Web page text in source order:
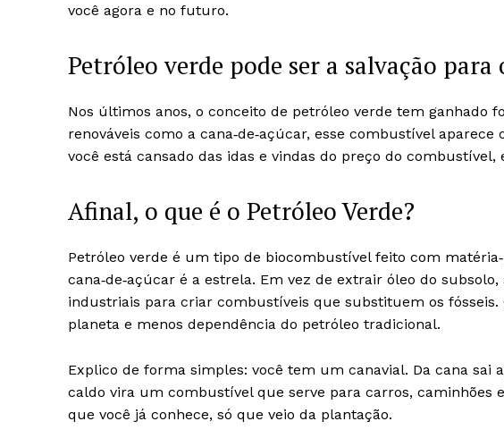
você agora e no futuro.
Petróleo verde pode ser a salvação
Nos últimos anos, o conceito de petróleo verde tem ganhado
renováveis como a cana‑de‑açúcar, esse combustível
você está cansado das idas e vindas do preço do
Afinal, o que é o Petróleo Verde?
Petróleo verde é um tipo de biocombustível feito com
cana‑de‑açúcar é a estrela. Em vez de extrair óleo do
industriais para criar combustíveis que substituem os fósseis.
planeta e menos dependência do petróleo tradicional.
Explico de forma simples: você tem um canavial. Da cana sai
caldo vira um combustível que serve para carros, caminhões
que você já conhece, só que veio da plantação.